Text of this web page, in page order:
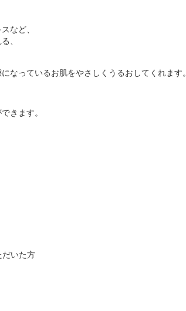
など、
、
なっているお肌をやさしくうるおしてくれます。
きます。
いた方